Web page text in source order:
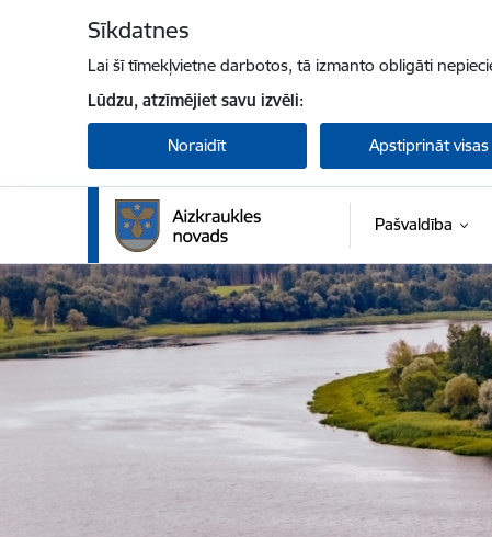
Sīkdatnes
Lai šī tīmekļvietne darbotos, tā izmanto obligāti
Lūdzu, atzīmējiet savu izvēli:
Noraidīt Apstiprināt visas
Pašvaldība
Aizkraukles novada pašvaldība